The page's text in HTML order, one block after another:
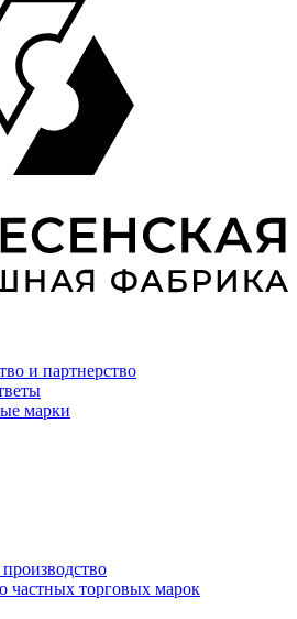
и партнерство
марки
частных торговых марок